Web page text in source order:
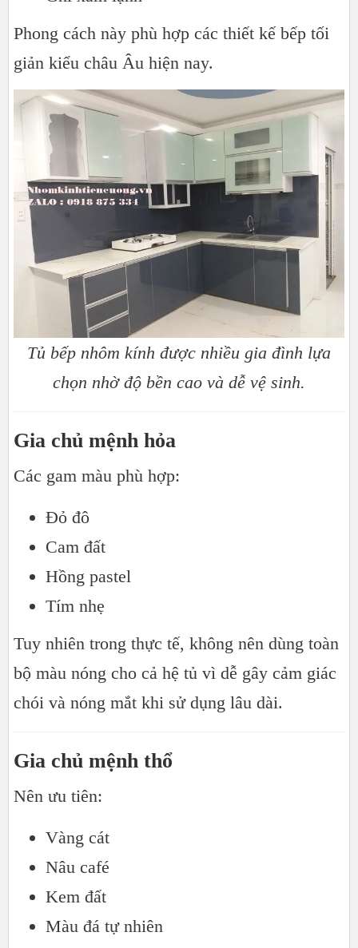
Phong cách này phù hợp các thiết kế bếp tối
giản kiểu châu Âu hiện nay.
Tủ bếp nhôm kính được nhiều gia đình lựa
chọn nhờ độ bền cao và dễ vệ sinh.
Gia chủ mệnh hỏa
Các gam màu phù hợp:
Đỏ đô
Cam đất
Hồng pastel
Tím nhẹ
Tuy nhiên trong thực tế, không nên dùng toàn
bộ màu nóng cho cả hệ tủ vì dễ gây cảm giác
chói và nóng mắt khi sử dụng lâu dài.
Gia chủ mệnh thổ
Nên ưu tiên:
Vàng cát
Nâu café
Kem đất
Màu đá tự nhiên